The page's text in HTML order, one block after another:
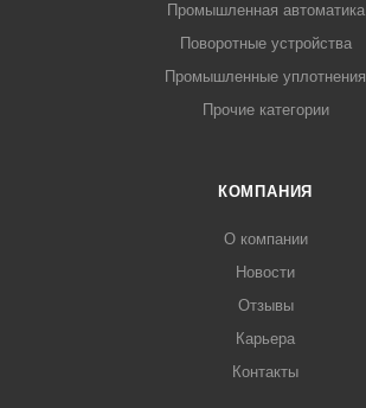
Промышленная автоматика
Поворотные устройства
Промышленные уплотнения
Прочие категории
КОМПАНИЯ
О компании
Новости
Отзывы
Карьера
Контакты